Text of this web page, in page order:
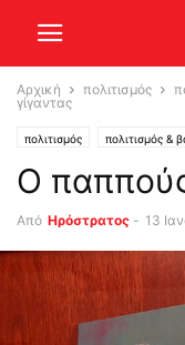
Αρχική πολιτισμός
γίγαντας
πολιτισμός πολιτισμός &
Ο
Από Ηρόστρατος - 13